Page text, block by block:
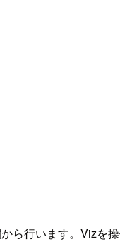
ら行います。Vizを